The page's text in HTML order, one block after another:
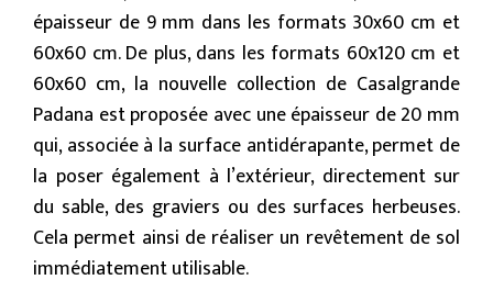
épaisseur de 9 mm dans les formats 30x60 cm et
60x60 cm. De plus, dans les formats 60x120 cm et
60x60 cm, la nouvelle collection de Casalgrande
Padana est proposée avec une épaisseur de 20 mm
qui, associée à la surface antidérapante, permet de
la poser également à l’extérieur, directement sur
du sable, des graviers ou des surfaces herbeuses.
Cela permet ainsi de réaliser un revêtement de sol
immédiatement utilisable.